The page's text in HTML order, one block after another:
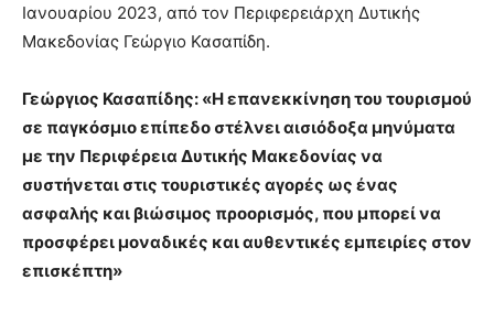
Ιανουαρίου 2023, από τον Περιφερειάρχη Δυτικής
Μακεδονίας Γεώργιο Κασαπίδη.
Γεώργιος Κασαπίδης: «Η επανεκκίνηση του τουρισμού
σε παγκόσμιο επίπεδο στέλνει αισιόδοξα μηνύματα
με την Περιφέρεια Δυτικής Μακεδονίας να
συστήνεται στις τουριστικές αγορές ως ένας
ασφαλής και βιώσιμος προορισμός, που μπορεί να
προσφέρει μοναδικές και αυθεντικές εμπειρίες στον
επισκέπτη»